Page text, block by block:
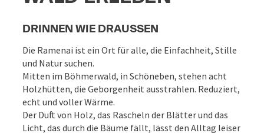
DRINNEN WIE DRAUSSEN
Die Ramenai ist ein Ort für alle, die Einfachheit, Stille
und Natur suchen.
Mitten im Böhmerwald, in Schöneben, stehen acht
Holzhütten, die Geborgenheit ausstrahlen. Reduziert,
echt und voller Wärme.
Der Duft von Holz, das Rascheln der Blätter und das
Licht, das durch die Bäume fällt, lässt den Alltag leiser